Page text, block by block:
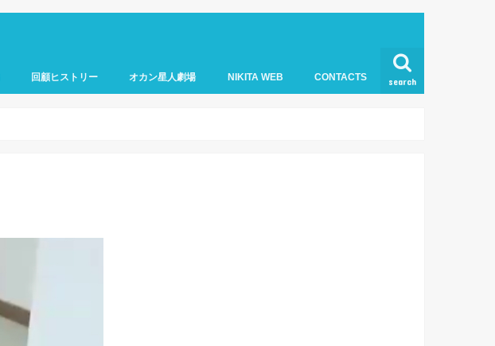
search
回顧ヒストリー オカン星人劇場 NIKITA WEB CONTACTS